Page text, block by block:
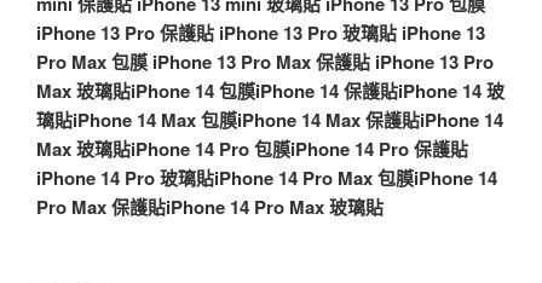
iPhone 13 Pro 保護貼 iPhone 13 Pro 玻璃貼 iPhone 13
Pro Max 包膜 iPhone 13 Pro Max 保護貼 iPhone 13 Pro
Max 玻璃貼iPhone 14 包膜iPhone 14 保護貼iPhone 14 玻
璃貼iPhone 14 Max 包膜iPhone 14 Max 保護貼iPhone 14
Max 玻璃貼iPhone 14 Pro 包膜iPhone 14 Pro 保護貼
iPhone 14 Pro 玻璃貼iPhone 14 Pro Max 包膜iPhone 14
Pro Max 保護貼iPhone 14 Pro Max 玻璃貼